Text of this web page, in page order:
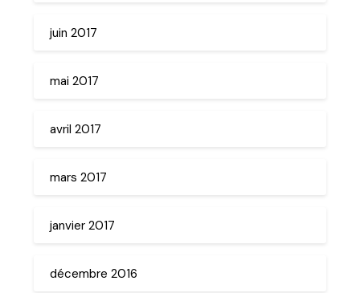
juin 2017
mai 2017
avril 2017
mars 2017
janvier 2017
décembre 2016